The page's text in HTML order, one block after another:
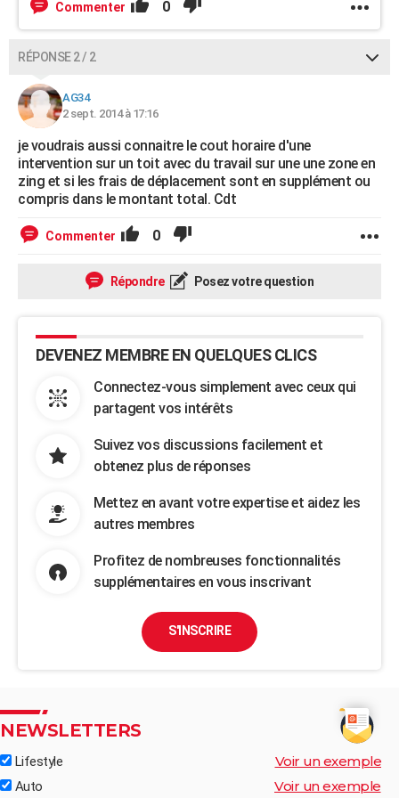
Commenter 0
RÉPONSE 2 / 2
AG34
2 sept. 2014 à 17:16
je voudrais aussi connaitre le cout horaire d'une
intervention sur un toit avec du travail sur une une zone en
zing et si les frais de déplacement sont en supplément ou
compris dans le montant total. Cdt
Commenter 0
Répondre Posez votre question
DEVENEZ MEMBRE EN QUELQUES CLICS
Connectez-vous simplement avec ceux qui
partagent vos intérêts
Suivez vos discussions facilement et
obtenez plus de réponses
Mettez en avant votre expertise et aidez les
autres membres
Profitez de nombreuses fonctionnalités
supplémentaires en vous inscrivant
S'INSCRIRE
NEWSLETTERS
Lifestyle Voir un exemple
Auto Voir un exemple